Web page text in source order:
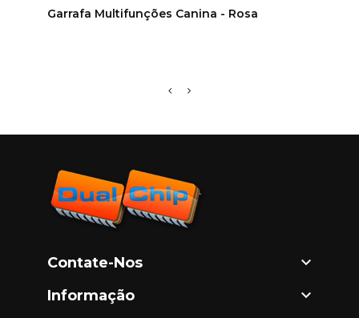
Garrafa Multifunções Canina - Rosa
Contate-Nos 
Informação 